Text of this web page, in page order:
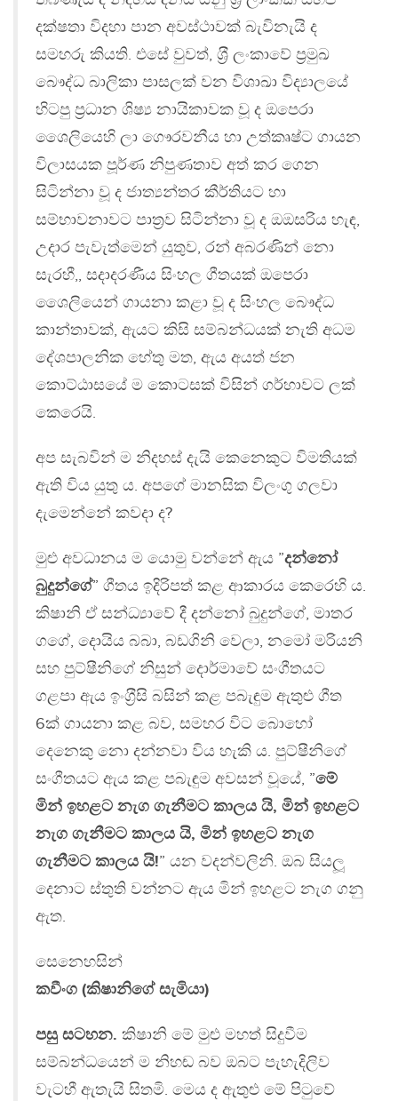
දක්ෂතා විදහා පාන අවස්ථාවක් බැවිනැයි ද
සමහරු කියති. එසේ වුවත්, ශ‍්‍රී ලංකාවේ ප‍්‍රමුඛ
බෞද්ධ බාලිකා පාසලක් වන විශාඛා විද්‍යාලයේ
හිටපු ප‍්‍රධාන ශිෂ්‍ය නායිකාවක වූ ද ඔපෙරා
ශෛලියෙහි ලා ගෞරවනීය හා උත්කෘෂ්ට ගායන
විලාසයක පූර්ණ නිපුණතාව අත් කර ගෙන
සිටින්නා වූ ද ජාත්‍යන්තර කීර්තියට හා
සම්භාවනාවට පාත‍්‍රව සිටින්නා වූ ද ඔඔසරිය හැඳ,
උදාර පැවැත්මෙන් යුතුව, රන් අබරණින් නො
සැරහී,, සදාදරණීය සිංහල ගීතයක් ඔපෙරා
ශෛලියෙන් ගායනා කළා වූ ද සිංහල බෞද්ධ
කාන්තාවක්, ඇයට කිසි සම්බන්ධයක් නැති අධම
දේශපාලනික හේතු මත, ඇය අයත් ජන
කොට්ඨාසයේ ම කොටසක් විසින් ගර්හාවට ලක්
කෙරෙයි.
අප සැබවින් ම නිදහස් දැයි කෙනෙකුට විමතියක්
ඇති විය යුතු ය. අපගේ මානසික විලංගු ගලවා
දැමෙන්නේ කවදා ද?
මුළු අවධානය ම යොමු වන්නේ ඇය ”දන්නෝ
බුදුන්ගේ” ගීතය ඉදිරිපත් කළ ආකාරය කෙරෙහි ය.
කිෂානි ඒ සන්ධ්‍යාවේ දී දන්නෝ බුදුන්ගේ, මාතර
ගගේ, දොයිය බබා, බඩගිනි වෙලා, නමෝ මරියනි
සහ පුට්ෂීනිගේ නිසුන් දොර්මාවේ සංගීතයට
ගළපා ඇය ඉංග‍්‍රීසි බසින් කළ පබැඳුම ඇතුළු ගීත
6ක් ගායනා කළ බව, සමහර විට බොහෝ
දෙනෙකු නො දන්නවා විය හැකි ය. පුට්ෂීනිගේ
සංගීතයට ඇය කළ පබැඳුම අවසන් වූයේ, ”මේ
මින් ඉහළට නැග ගැනීමට කාලය යි, මින් ඉහළට
නැග ගැනීමට කාලය යි, මින් ඉහළට නැග
ගැනීමට කාලය යි!” යන වදන්වලිනි. ඔබ සියලූ
දෙනාට ස්තුති වන්නට ඇය මින් ඉහළට නැග ගනු
ඇත.
සෙනෙහසින්
කවීංග (කිෂානිගේ සැමියා)
පසු සටහන. කිෂානි මේ මුළු මහත් සිදුවීම
සම්බන්ධයෙන් ම නිහඬ බව ඔබට පැහැදිලිව
වැටහී ඇතැයි සිතමි. මෙය ද ඇතුළු මේ පිටුවේ